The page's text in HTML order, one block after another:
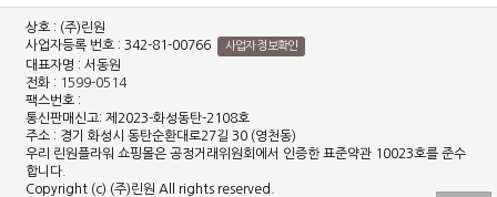
상호 : (주)린원
사업자등록 번호 : 342-81-00766
사업자 정보확인
대표자명 : 서동원
전화 : 1599-0514
팩스번호 :
통신판매신고: 제2023-화성동탄-2108호
주소 : 경기 화성시 동탄순환대로27길 30 (영천동)
우리 린원플라워 쇼핑몰은 공정거래위원회에서 인증한 표준약관 10023호를 준수
합니다.
Copyright (c) (주)린원 All rights reserved.